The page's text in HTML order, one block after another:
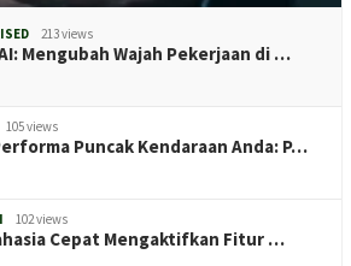
213 views
Mengubah Wajah Pekerjaan di …
105 views
Puncak Kendaraan Anda: P…
102 views
Cepat Mengaktifkan Fitur …